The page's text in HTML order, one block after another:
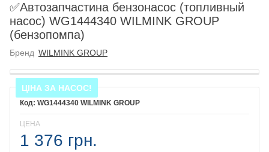
✅Автозапчастина бензонасос (топливный
насос) WG1444340 WILMINK GROUP
(бензопомпа)
Бренд WILMINK GROUP
ЦІНА ЗА НАСОС!
WG1444340 WILMINK GROUP
ЦЕНА
1 376 грн.